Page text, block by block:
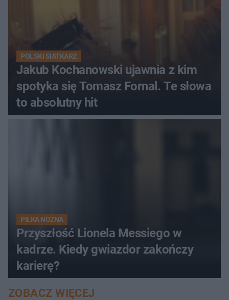
POLSKI SIATKARZ
Jakub Kochanowski ujawnia z kim
spotyka się Tomasz Fornal. Te słowa
to absolutny hit
PIŁKA NOŻNA
Przyszłość Lionela Messiego w
kadrze. Kiedy gwiazdor zakończy
karierę?
ZOBACZ WIĘCEJ